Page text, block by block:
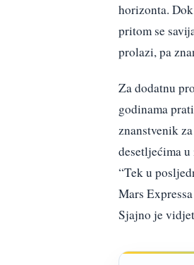
horizonta.
pritom se
prolazi, pa
Za dodatnu
godinama
znanstvenik
desetljećima
“Tek u
Mars
Sjajno je